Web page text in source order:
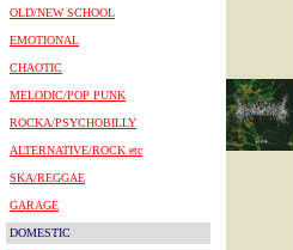
OLD/NEW SCHOOL
EMOTIONAL
CHAOTIC
MELODIC/POP PUNK
ROCKA/PSYCHOBILLY
ALTERNATIVE/ROCK etc
SKA/REGGAE
GARAGE
DOMESTIC